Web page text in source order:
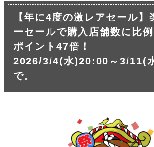
【年に4度の激レアセール】
ーセールで購入店舗数に比
ポイント47倍！
2026/3/4(水)20:00～3/11(
で。